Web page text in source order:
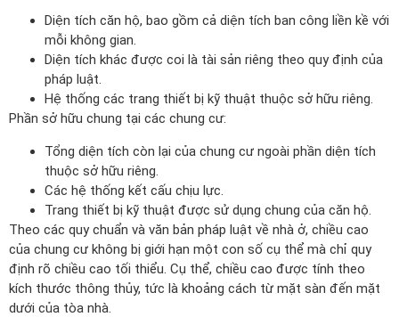
Diện tích căn hộ, bao gồm cả diện tích ban công liền kề với
mỗi không gian.
Diện tích khác được coi là tài sản riêng theo quy định của
pháp luật.
Hệ thống các trang thiết bị kỹ thuật thuộc sở hữu riêng.
Phần sở hữu chung tại các chung cư:
Tổng diện tích còn lại của chung cư ngoài phần diện tích
thuộc sở hữu riêng.
Các hệ thống kết cấu chịu lực.
Trang thiết bị kỹ thuật được sử dụng chung của căn hộ.
Theo các quy chuẩn và văn bản pháp luật về nhà ở, chiều cao
của chung cư không bị giới hạn một con số cụ thể mà chỉ quy
định rõ chiều cao tối thiểu. Cụ thể, chiều cao được tính theo
kích thước thông thủy, tức là khoảng cách từ mặt sàn đến mặt
dưới của tòa nhà.